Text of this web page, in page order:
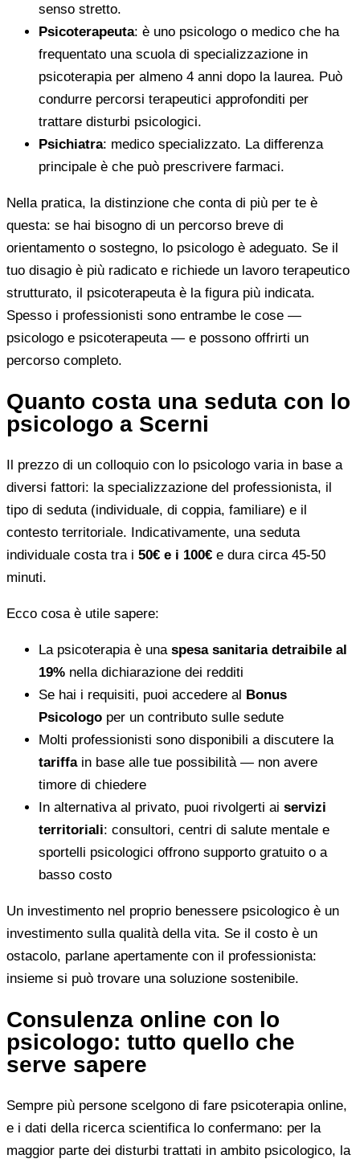
senso stretto.
Psicoterapeuta: è uno psicologo o medico che ha
frequentato una scuola di specializzazione in
psicoterapia per almeno 4 anni dopo la laurea. Può
condurre percorsi terapeutici approfonditi per
trattare disturbi psicologici.
Psichiatra: medico specializzato. La differenza
principale è che può prescrivere farmaci.
Nella pratica, la distinzione che conta di più per te è
questa: se hai bisogno di un percorso breve di
orientamento o sostegno, lo psicologo è adeguato. Se il
tuo disagio è più radicato e richiede un lavoro terapeutico
strutturato, il psicoterapeuta è la figura più indicata.
Spesso i professionisti sono entrambe le cose —
psicologo e psicoterapeuta — e possono offrirti un
percorso completo.
Quanto costa una seduta con lo
psicologo a Scerni
Il prezzo di un colloquio con lo psicologo varia in base a
diversi fattori: la specializzazione del professionista, il
tipo di seduta (individuale, di coppia, familiare) e il
contesto territoriale. Indicativamente, una seduta
individuale costa tra i 50€ e i 100€ e dura circa 45-50
minuti.
Ecco cosa è utile sapere:
La psicoterapia è una spesa sanitaria detraibile al
19% nella dichiarazione dei redditi
Se hai i requisiti, puoi accedere al Bonus
Psicologo per un contributo sulle sedute
Molti professionisti sono disponibili a discutere la
tariffain base alle tue possibilità — non avere
timore di chiedere
In alternativa al privato, puoi rivolgerti ai servizi
territoriali: consultori, centri di salute mentale e
sportelli psicologici offrono supporto gratuito o a
basso costo
Un investimento nel proprio benessere psicologico è un
investimento sulla qualità della vita. Se il costo è un
ostacolo, parlane apertamente con il professionista:
insieme si può trovare una soluzione sostenibile.
Consulenza online con lo
psicologo: tutto quello che
serve sapere
Sempre più persone scelgono di fare psicoterapia online,
e i dati della ricerca scientifica lo confermano: per la
maggior parte dei disturbi trattati in ambito psicologico, la